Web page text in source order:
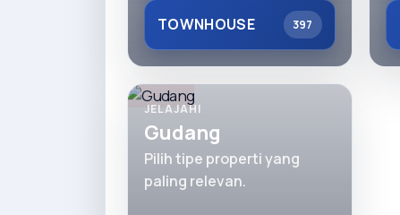
TOWNHOUSE 397
JELAJAHI
Gudang
Pilih tipe properti yang
paling relevan.